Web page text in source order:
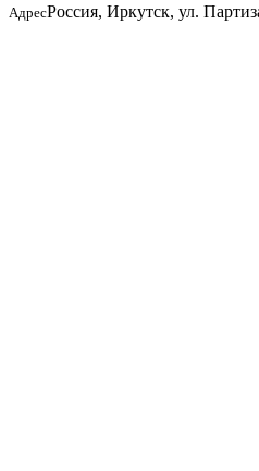
АдресРоссия, Иркутск, ул.